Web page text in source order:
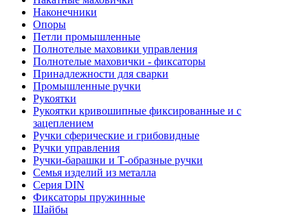
Наконечники
Опоры
Петли промышленные
Полнотелые маховики управления
Полнотелые маховички - фиксаторы
Принадлежности для сварки
Промышленные ручки
Рукоятки
Рукоятки кривошипные фиксированные и с
зацеплением
Ручки сферические и грибовидные
Ручки управления
Ручки-барашки и Т-образные ручки
Семья изделий из металла
Серия DIN
Фиксаторы пружинные
Шайбы